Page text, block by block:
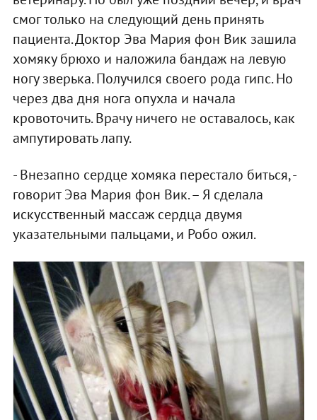
смог только на следующий день принять
пациента. Доктор Эва Мария фон Вик зашила
хомяку брюхо и наложила бандаж на левую
ногу зверька. Получился своего рода гипс. Но
через два дня нога опухла и начала
кровоточить. Врачу ничего не оставалось, как
ампутировать лапу.
- Внезапно сердце хомяка перестало биться, -
говорит Эва Мария фон Вик. – Я сделала
искусственный массаж сердца двумя
указательными пальцами, и Робо ожил.